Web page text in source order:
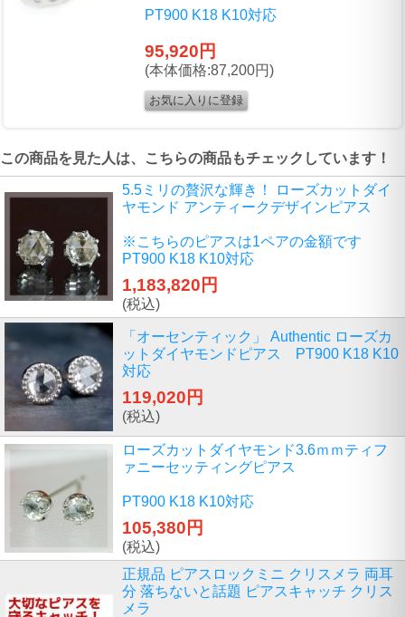
PT900 K18 K10対応
95,920円
(本体価格:87,200円)
この商品を見た人は、こちらの商品もチェックしています！
5.5ミリの贅沢な輝き！ ローズカットダイ
ヤモンド アンティークデザインピアス
※こちらのピアスは1ペアの金額です
PT900 K18 K10対応
1,183,820円
(税込)
「オーセンティック」 Authentic ローズカ
ットダイヤモンドピアス PT900 K18 K10
対応
119,020円
(税込)
ローズカットダイヤモンド3.6ｍｍティフ
ァニーセッティングピアス
PT900 K18 K10対応
105,380円
(税込)
正規品 ピアスロックミニ クリスメラ 両耳
分 落ちないと話題 ピアスキャッチ クリス
メラ